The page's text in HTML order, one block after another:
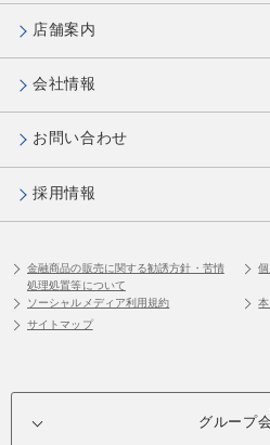
店舗案内
会社情報
お問い合わせ
採用情報
金融商品の販売に関する勧誘方針・苦情
処理処置等について
ソーシャルメディア利用規約
サイトマップ
グループ